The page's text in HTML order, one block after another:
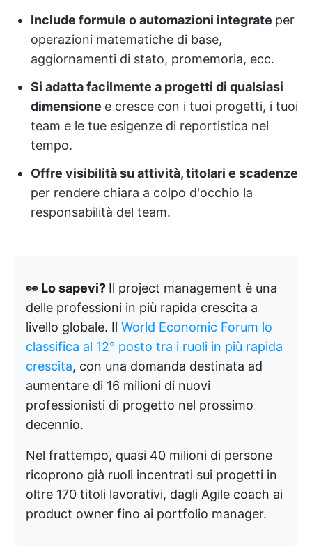
Include formule o automazioni integrate per
operazioni matematiche di base,
aggiornamenti di stato, promemoria, ecc.
Si adatta facilmente a progetti di qualsiasi
dimensione e cresce con i tuoi progetti, i tuoi
team e le tue esigenze di reportistica nel
tempo.
Offre visibilità su attività, titolari e scadenze
per rendere chiara a colpo d'occhio la
responsabilità del team.
👀 Lo sapevi? Il project management è una
delle professioni in più rapida crescita a
livello globale. Il World Economic Forum lo
classifica al 12° posto tra i ruoli in più rapida
crescita, con una domanda destinata ad
aumentare di 16 milioni di nuovi
professionisti di progetto nel prossimo
decennio.
Nel frattempo, quasi 40 milioni di persone
ricoprono già ruoli incentrati sui progetti in
oltre 170 titoli lavorativi, dagli Agile coach ai
product owner fino ai portfolio manager.